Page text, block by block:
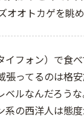
オオトカゲを眺
イフォン）で食
張ってるのは格
ベルなんだろう
系の西洋人は態